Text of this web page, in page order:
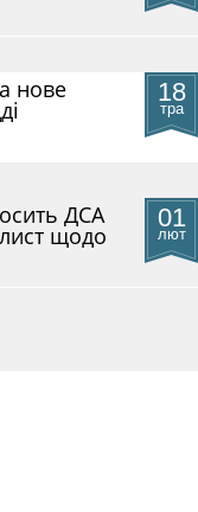
18
тра
нове
01
лют
ДСА
щодо